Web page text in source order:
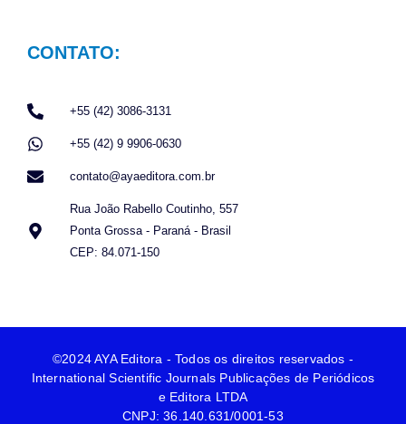
CONTATO:
+55 (42) 3086-3131
+55 (42) 9 9906-0630
contato@ayaeditora.com.br
Rua João Rabello Coutinho, 557
Ponta Grossa - Paraná - Brasil
CEP: 84.071-150
©2024 AYA Editora - Todos os direitos reservados -
International Scientific Journals Publicações de Periódicos
e Editora LTDA
CNPJ: 36.140.631/0001-53